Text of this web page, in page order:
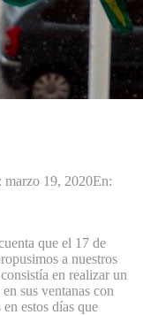
marzo 19, 2020En:
que el 17 de
a nuestros
en realizar un
sus ventanas con
estos días que